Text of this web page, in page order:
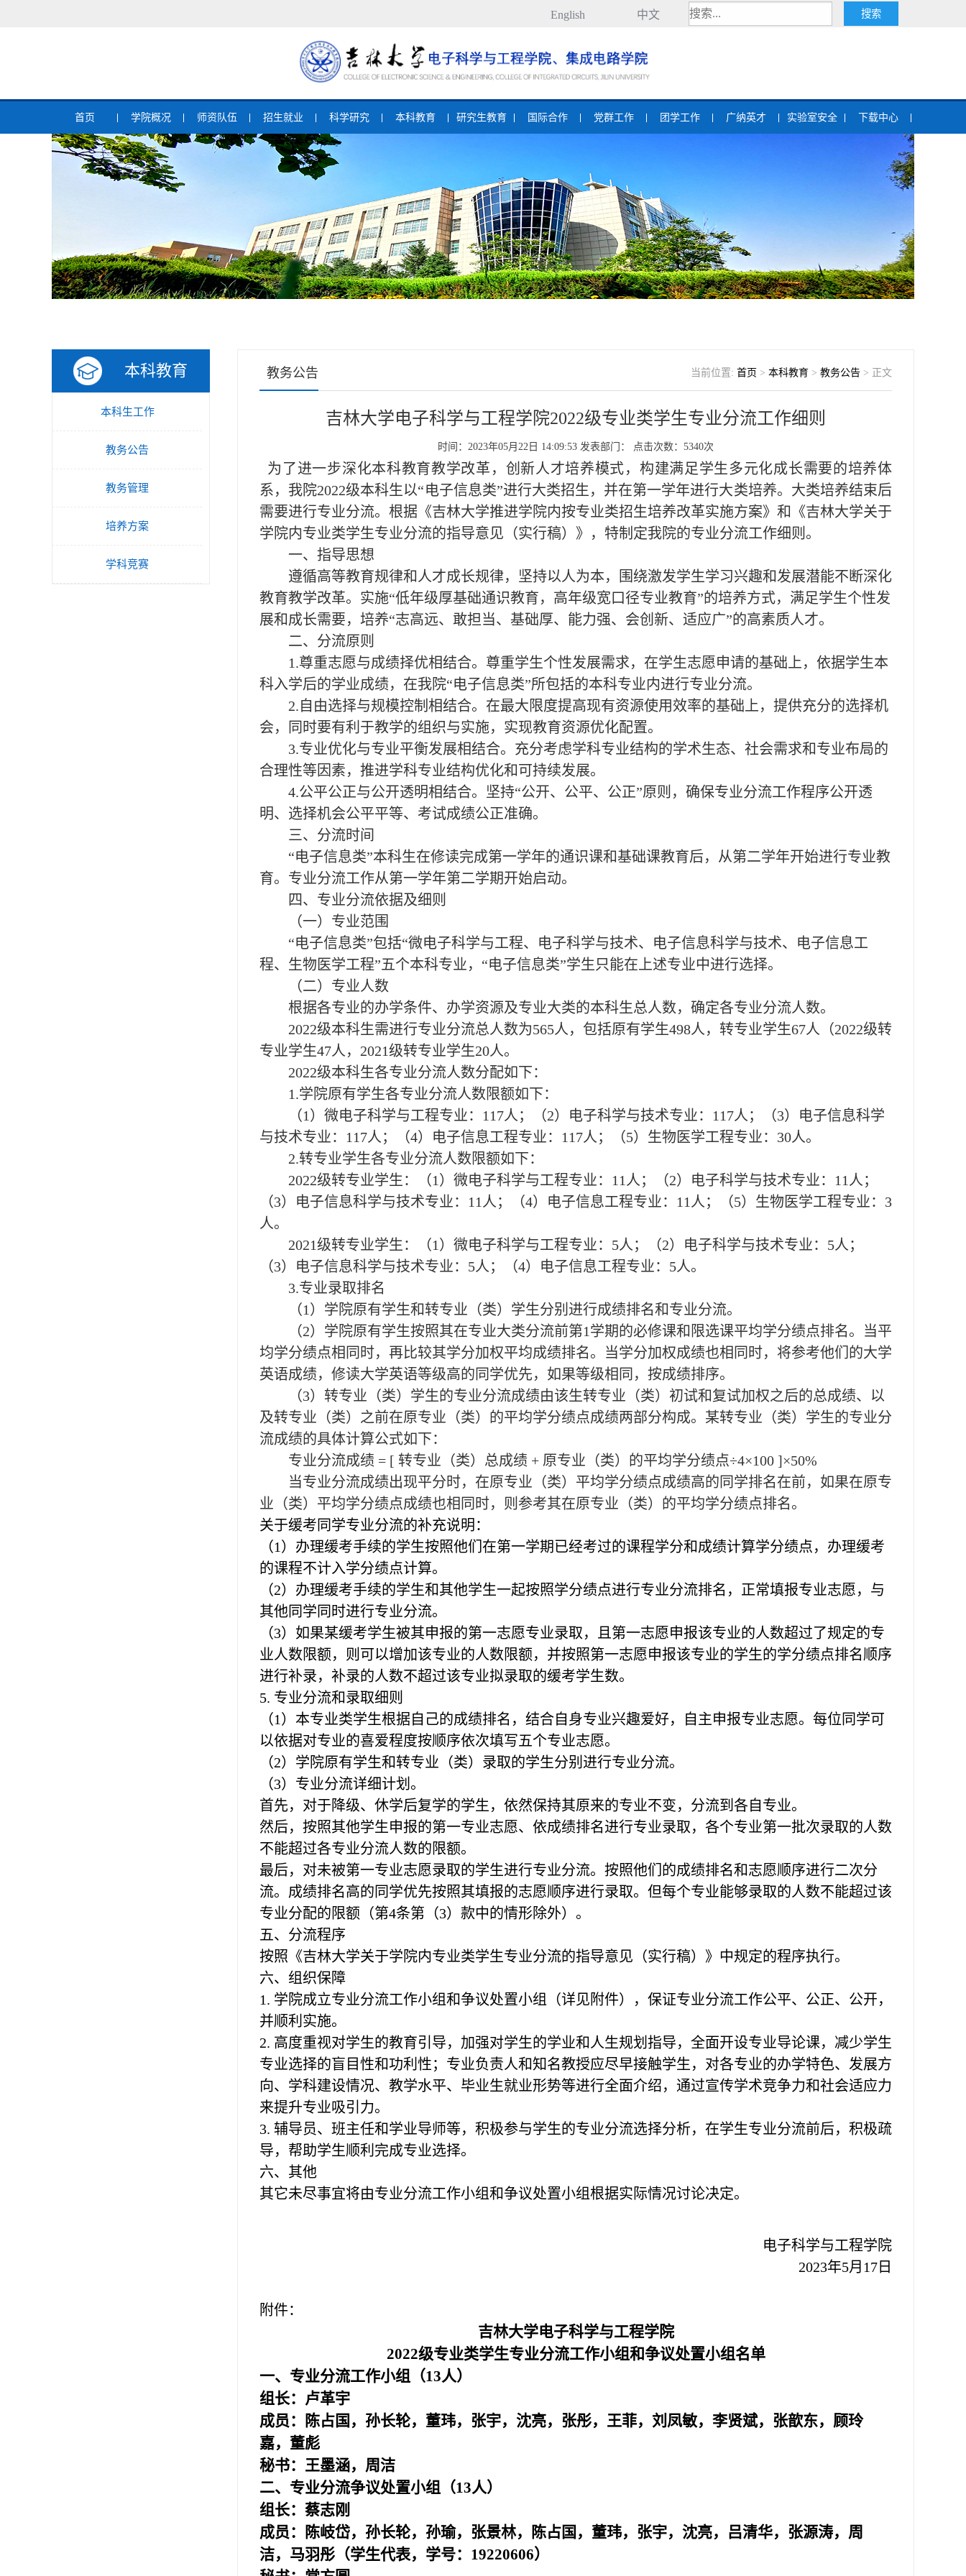
English 中文
首页 学院概况 师资队伍 招生就业 科学研究 本科教育 研究生教育 国际合作 党群工作 团学工作 广纳英才 实验室安全 下载中心
本科教育
本科生工作
教务公告
教务管理
培养方案
学科竞赛
教务公告 当前位置: 首页 > 本科教育 > 教务公告 > 正文
吉林大学电子科学与工程学院2022级专业类学生专业分流工作细则
时间：2023年05月22日 14:09:53 发表部门： 点击次数： 5340次
为了进一步深化本科教育教学改革，创新人才培养模式，构建满足学生多元化成长需要的培养体
系， 我院2022级本科生以“电子信息类”进行大类招生，并在第一学年进行大类培养。大类培养结束后
需要进行专业分流。根据《吉林大学推进学院内按专业类招生培养改革实施方案》和《吉林大学关于
学院内专业类学生专业分流的指导意见（实行稿）》，特制定我院的专业分流工作细则。
一、指导思想
遵循高等教育规律和人才成长规律，坚持以人为本，围绕激发学生学习兴趣和发展潜能不断深化
教育教学改革。实施“低年级厚基础通识教育，高年级宽口径专业教育”的培养方式，满足学生个性发
展和成长需要，培养“志高远、敢担当、基础厚、能力强、会创新、适应广”的高素质人才。
二、分流原则
1.尊重志愿与成绩择优相结合。尊重学生个性发展需求，在学生志愿申请的基础上，依据学生本
科入学后的学业成绩，在我院“电子信息类”所包括的本科专业内进行专业分流。
2.自由选择与规模控制相结合。在最大限度提高现有资源使用效率的基础上，提供充分的选择机
会，同时要有利于教学的组织与实施，实现教育资源优化配置。
3.专业优化与专业平衡发展相结合。充分考虑学科专业结构的学术生态、社会需求和专业布局的
合理性等因素，推进学科专业结构优化和可持续发展。
4.公平公正与公开透明相结合。坚持“公开、公平、公正”原则，确保专业分流工作程序公开透
明、选择机会公平平等、考试成绩公正准确。
三、分流时间
“电子信息类”本科生在修读完成第一学年的通识课和基础课教育后，从第二学年开始进行专业教
育。专业分流工作从第一学年第二学期开始启动。
四、专业分流依据及细则
（一）专业范围
“电子信息类”包括“微电子科学与工程、电子科学与技术、电子信息科学与技术、电子信息工
程、生物医学工程”五个本科专业，“电子信息类”学生只能在上述专业中进行选择。
（二） 专业人数
根据各专业的办学条件、办学资源及专业大类的本科生总人数，确定各专业分流人数。
2022级本科生需进行专业分流总人数为565人，包括原有学生498人，转专业学生67人（2022级转
专业学生47人， 2021级转专业学生20人。
2022级本科生各专业分流人数分配如下：
1.学院原有学生各专业分流人数限额如下：
（1）微电子科学与工程专业：117人；（2）电子科学与技术专业：117人；（3）电子信息科学
与技术专业：117人；（4）电子信息工程专业：117人；（5）生物医学工程专业：30人。
2.转专业学生各专业分流人数限额如下：
2022级转专业学生：（1）微电子科学与工程专业：11人；（2）电子科学与技术专业：11 人；
（3）电子信息科学与技术专业：11 人；（4）电子信息工程专业：11 人；（5）生物医学工程专业： 3
人。
2021级转专业学生：（1）微电子科学与工程专业：5人；（2）电子科学与技术专业：5人；
（3）电子信息科学与技术专业：5人；（4）电子信息工程专业：5人。
3.专业录取排名
（1）学院原有学生和转专业（类）学生分别进行成绩排名和专业分流。
（2）学院原有学生按照其在专业大类分流前第1学期的必修课和限选课平均学分绩点排名。当平
均学分绩点相同时，再比较其学分加权平均成绩排名。当学分加权成绩也相同时，将参考他们的大学
英语成绩，修读大学英语等级高的同学优先，如果等级相同，按成绩排序。
（3）转专业（类）学生的专业分流成绩由该生转专业（类）初试和复试加权之后的总成绩、以
及转专业（类）之前在原专业（类）的平均学分绩点成绩两部分构成。某转专业（类）学生的专业分
流成绩的具体计算公式如下：
专业分流成绩 = [ 转专业（类）总成绩 + 原专业（类）的平均学分绩点÷4×100 ]×50%
当专业分流成绩出现平分时，在原专业（类）平均学分绩点成绩高的同学排名在前，如果在原专
业（类）平均学分绩点成绩也相同时，则参考其在原专业（类）的平均学分绩点排名。
关于缓考同学专业分流的补充说明：
（1）办理缓考手续的学生按照他们在第一学期已经考过的课程学分和成绩计算学分绩点，办理缓考
的课程不计入学分绩点计算。
（2）办理缓考手续的学生和其他学生一起按照学分绩点进行专业分流排名，正常填报专业志愿，与
其他同学同时进行专业分流。
（3）如果某缓考学生被其申报的第一志愿专业录取，且第一志愿申报该专业的人数超过了规定的专
业人数限额，则可以增加该专业的人数限额，并按照第一志愿申报该专业的学生的学分绩点排名顺序
进行补录，补录的人数不超过该专业拟录取的缓考学生数。
5. 专业分流和录取细则
（1）本专业类学生根据自己的成绩排名，结合自身专业兴趣爱好，自主申报专业志愿。每位同学可
以依据对专业的喜爱程度按顺序依次填写五个专业志愿。
（2）学院原有学生和转专业（类）录取的学生分别进行专业分流。
（3）专业分流详细计划。
首先，对于降级、休学后复学的学生，依然保持其原来的专业不变，分流到各自专业。
然后，按照其他学生申报的第一专业志愿、依成绩排名进行专业录取，各个专业第一批次录取的人数
不能超过各专业分流人数的限额。
最后，对未被第一专业志愿录取的学生进行专业分流。按照他们的成绩排名和志愿顺序进行二次分
流。成绩排名高的同学优先按照其填报的志愿顺序进行录取。但每个专业能够录取的人数不能超过该
专业分配的限额（第4条第（3）款中的情形除外）。
五、 分流程序
按照《吉林大学关于学院内专业类学生专业分流的指导意见（实行稿）》中规定的程序执行。
六、 组织保障
1. 学院成立专业分流工作小组和争议处置小组（详见附件），保证专业分流工作公平、公正、公开，
并顺利实施。
2. 高度重视对学生的教育引导，加强对学生的学业和人生规划指导，全面开设专业导论课，减少学生
专业选择的盲目性和功利性；专业负责人和知名教授应尽早接触学生，对各专业的办学特色、发展方
向、学科建设情况、教学水平、毕业生就业形势等进行全面介绍，通过宣传学术竞争力和社会适应力
来提升专业吸引力。
3. 辅导员、班主任和学业导师等，积极参与学生的专业分流选择分析，在学生专业分流前后，积极疏
导，帮助学生顺利完成专业选择。
六、其他
其它未尽事宜将由专业分流工作小组和争议处置小组根据实际情况讨论决定。
电子科学与工程学院
2023年5月17日
附件：
吉林大学电子科学与工程学院
2022级专业类学生专业分流工作小组和争议处置小组名单
一、专业分流工作小组（13人）
组长：卢革宇
成员：陈占国，孙长轮，董玮，张宇，沈亮，张彤，王菲，刘凤敏，李贤斌，张歆东，顾玲
嘉，董彪
秘书：王墨涵，周洁
二、专业分流争议处置小组（13人）
组长：蔡志刚
成员：陈岐岱，孙长轮，孙瑜，张景林，陈占国，董玮，张宇，沈亮，吕清华，张源涛，周
洁，马羽彤（学生代表，学号： 19220606）